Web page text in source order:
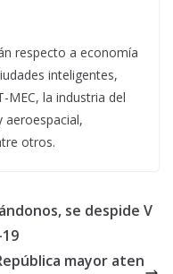
respecto a economía
inteligentes,
MEC, la industria del
otros.
se despide V
mayor aten